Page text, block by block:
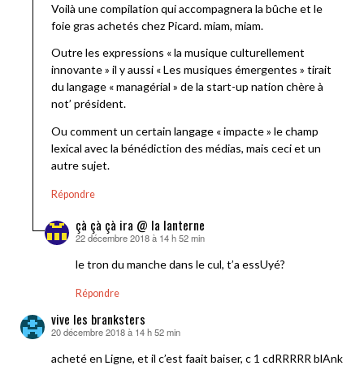
Voilà une compilation qui accompagnera la bûche et le
foie gras achetés chez Picard. miam, miam.
Outre les expressions « la musique culturellement
innovante » il y aussi « Les musiques émergentes » tirait
du langage « managérial » de la start-up nation chère à
not’ président.
Ou comment un certain langage « impacte » le champ
lexical avec la bénédiction des médias, mais ceci et un
autre sujet.
Répondre
çà çà çà ira @ la lanterne
dit :
22 décembre 2018 à 14 h 52 min
le tron du manche dans le cul, t’a essUyé?
Répondre
vive les branksters
dit :
20 décembre 2018 à 14 h 52 min
acheté en Ligne, et il c’est faait baiser, c 1 cdRRRRR blAnk